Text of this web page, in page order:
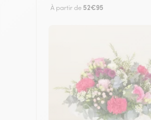
À partir de 52€95